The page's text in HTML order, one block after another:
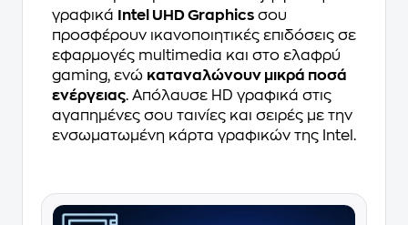
γραφικά
Intel UHD Graphics σου
προσφέρουν ικανοποιητικές επιδόσεις σε
εφαρμογές multimedia και στο ελαφρύ
gaming, ενώ καταναλώνουν μικρά ποσά
ενέργειας. Απόλαυσε HD γραφικά στις
αγαπημένες σου ταινίες και σειρές με την
ενσωματωμένη κάρτα γραφικών της Intel.